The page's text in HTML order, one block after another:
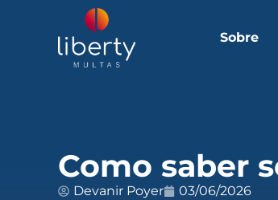
Sobre
Como saber
Devanir Poyer 03/06/2026